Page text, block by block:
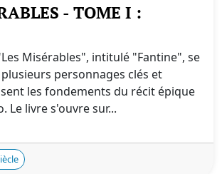
- TOME I :
Misérables", intitulé "Fantine", se
personnages clés et
les fondements du récit épique
Le livre s'ouvre sur...